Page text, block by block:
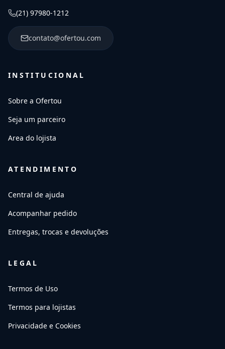
(21) 97980-1212
contato@ofertou.com
INSTITUCIONAL
Sobre a Ofertou
Seja um parceiro
Area do lojista
ATENDIMENTO
Central de ajuda
Acompanhar pedido
Entregas, trocas e devoluções
LEGAL
Termos de Uso
Termos para lojistas
Privacidade e Cookies